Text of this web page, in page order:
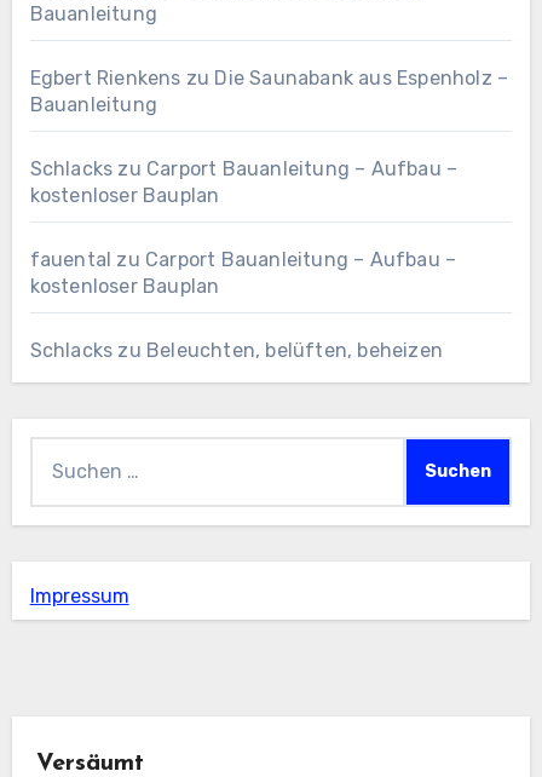
Bauanleitung
Egbert Rienkens zu Die Saunabank aus Espenholz –
Bauanleitung
Schlacks zu Carport Bauanleitung – Aufbau –
kostenloser Bauplan
fauental zu Carport Bauanleitung – Aufbau –
kostenloser Bauplan
Schlacks zu Beleuchten, belüften, beheizen
nach:
Impressum
Versäumt